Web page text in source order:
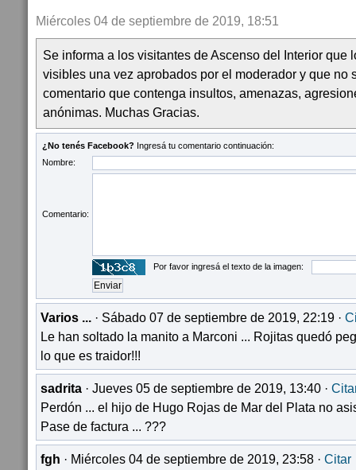
Miércoles 04 de septiembre de 2019, 18:51
Se informa a los visitantes de Ascenso del Interior que
visibles una vez aprobados por el moderador y que no
comentario que contenga insultos, amenazas,
anónimas. Muchas Gracias.
¿No tenés Facebook? Ingresá tu comentario continuación:
Nombre:
Comentario:
Por favor ingresá el texto de la imagen:
Varios ... · Sábado 07 de septiembre de 2019, 22:19 ·
Le han soltado la manito a Marconi ... Rojitas quedó
lo que es traidor!!!
sadrita · Jueves 05 de septiembre de 2019, 13:40 ·
Perdón ... el hijo de Hugo Rojas de Mar del Plata no
Pase de factura ... ???
fgh · Miércoles 04 de septiembre de 2019, 23:58 · Citar